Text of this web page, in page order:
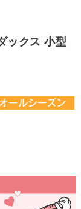
アイテム♪
性の柔らかいデニ
使える便利なウエ
せんか？
・ポリウレタン
布をして中温。フ
た状態で洗濯をし
ックス 小型